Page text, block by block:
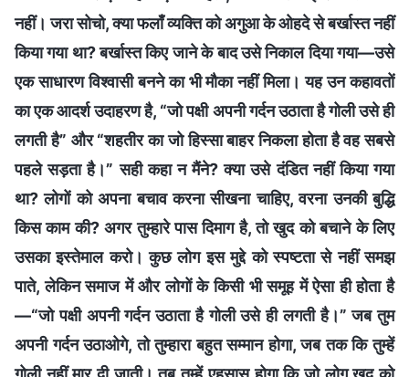
नहीं। जरा सोचो, क्या फलाँ व्यक्ति को अगुआ के ओहदे से बर्खास्त नहीं
किया गया था? बर्खास्त किए जाने के बाद उसे निकाल दिया गया—उसे
एक साधारण विश्वासी बनने का भी मौका नहीं मिला। यह उन कहावतों
का एक आदर्श उदाहरण है, “जो पक्षी अपनी गर्दन उठाता है गोली उसे ही
लगती है” और “शहतीर का जो हिस्सा बाहर निकला होता है वह सबसे
पहले सड़ता है।” सही कहा न मैंने? क्या उसे दंडित नहीं किया गया
था? लोगों को अपना बचाव करना सीखना चाहिए, वरना उनकी बुद्धि
किस काम की? अगर तुम्हारे पास दिमाग है, तो खुद को बचाने के लिए
उसका इस्तेमाल करो। कुछ लोग इस मुद्दे को स्पष्टता से नहीं समझ
पाते, लेकिन समाज में और लोगों के किसी भी समूह में ऐसा ही होता है
—“जो पक्षी अपनी गर्दन उठाता है गोली उसे ही लगती है।” जब तुम
अपनी गर्दन उठाओगे, तो तुम्हारा बहुत सम्मान होगा, जब तक कि तुम्हें